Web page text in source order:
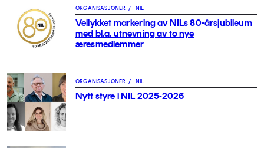
ORGANISASJONER / NIL
Vellykket markering av NILs 80-årsjubileum
med bl.a. utnevning av to nye
æresmedlemmer
ORGANISASJONER / NIL
Nytt styre i NIL 2025-2026